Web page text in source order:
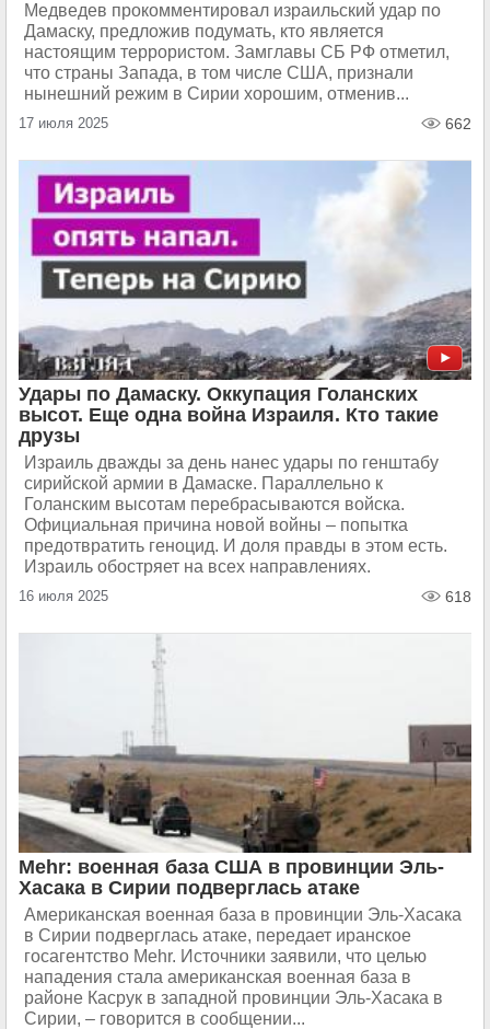
Медведев прокомментировал израильский удар по
Дамаску, предложив подумать, кто является
настоящим террористом. Замглавы СБ РФ отметил,
что страны Запада, в том числе США, признали
нынешний режим в Сирии хорошим, отменив...
17 июля 2025 662
Удары по Дамаску. Оккупация Голанских
высот. Еще одна война Израиля. Кто такие
друзы
Израиль дважды за день нанес удары по генштабу
сирийской армии в Дамаске. Параллельно к
Голанским высотам перебрасываются войска.
Официальная причина новой войны – попытка
предотвратить геноцид. И доля правды в этом есть.
Израиль обостряет на всех направлениях.
16 июля 2025 618
Mehr: военная база США в провинции Эль-
Хасака в Сирии подверглась атаке
Американская военная база в провинции Эль-Хасака
в Сирии подверглась атаке, передает иранское
госагентство Mehr. Источники заявили, что целью
нападения стала американская военная база в
районе Касрук в западной провинции Эль-Хасака в
Сирии, – говорится в сообщении...